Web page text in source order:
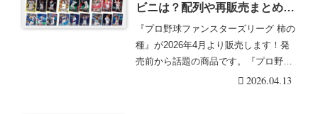
ビニは？配列や再販売まとめ！
フラゲは？イオン、ローソン
も！カードはスターレア、レア
も含んで全36種類！
『プロ野球ファンスターズリーグ 柿の
種』が2026年4月より販売します！発
売前から話題の商品です。『プロ野球
ファンスター・・・続きを読む2026.04.13